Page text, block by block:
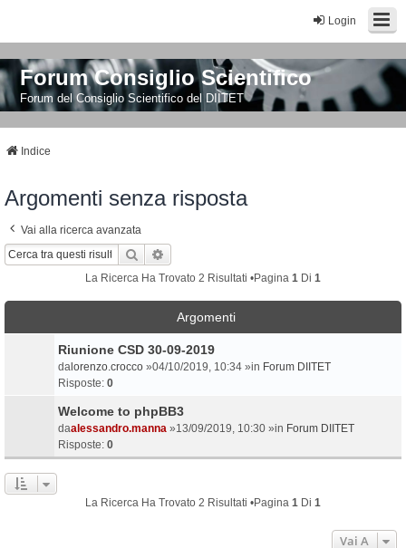
Login
Forum Consiglio Scientifico
Forum del Consiglio Scientifico del DIITET
Indice
Argomenti senza risposta
Vai alla ricerca avanzata
Cerca
La Ricerca Ha Trovato 2 Risultati •Pagina 1 Di 1
Argomenti
Riunione CSD 30-09-2019
da lorenzo.crocco »04/10/2019, 10:34 »in Forum DIITET
Risposte: 0
Welcome to phpBB3
daalessandro.manna »13/09/2019, 10:30 »in Forum DIITET
Risposte: 0
La Ricerca Ha Trovato 2 Risultati •Pagina 1 Di 1
Vai A